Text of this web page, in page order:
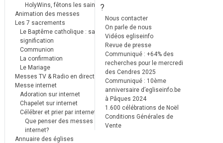
HolyWins, fêtons les saints !
Animation des messes
Les 7 sacrements
Le Baptême catholique : sa
signification
Communion
La confirmation
Le Mariage
Messes TV & Radio en direct
Messe internet
Adoration sur internet
Chapelet sur internet
Célébrer et prier par internet
Que penser des messes
internet?
Annuaire des églises
?
Nous contacter
On parle de nous
Vidéos egliseinfo
Revue de presse
Communiqué : +64% des
recherches pour le mercredi
des Cendres 2025
Communiqué : 10ème
anniversaire d’egliseinfo.be
à Pâques 2024
1.600 célébrations de Noël
Conditions Générales de
Vente